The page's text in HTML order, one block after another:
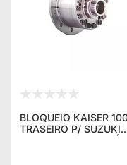
BLOQUEIO KAISER
TRASEIRO P/ SUZUKI
VITARA, ANO 88 ATÉ